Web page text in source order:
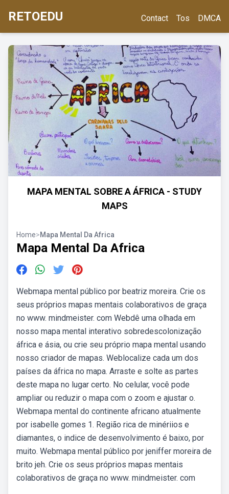
RETOEDU Contact Tos DMCA
MAPA MENTAL SOBRE A ÁFRICA - STUDY
MAPS
Home>Mapa Mental Da Africa
Mapa Mental Da Africa
Webmapa mental público por beatriz moreira. Crie os
seus próprios mapas mentais colaborativos de graça
no www. mindmeister. com Webdê uma olhada em
nosso mapa mental interativo sobredescolonização
áfrica e ásia, ou crie seu próprio mapa mental usando
nosso criador de mapas. Weblocalize cada um dos
países da áfrica no mapa. Arraste e solte as partes
deste mapa no lugar certo. No celular, você pode
ampliar ou reduzir o mapa com o zoom e ajustar o.
Webmapa mental do continente africano atualmente
por isabelle gomes 1. Região rica de minériios e
diamantes, o indice de desenvolvimento é baixo, por
muito. Webmapa mental público por jeniffer moreira de
brito jeh. Crie os seus próprios mapas mentais
colaborativos de graça no www. mindmeister. com